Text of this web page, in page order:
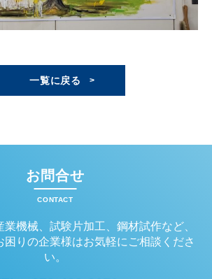
一覧に戻る
お問合せ
CONTACT
機械、試験片加工、鋼材試作など、
困りの企業様はお気軽にご相談くださ
い。